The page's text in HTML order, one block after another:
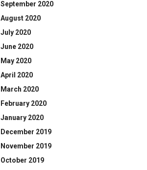
September 2020
August 2020
July 2020
June 2020
May 2020
April 2020
March 2020
February 2020
January 2020
December 2019
November 2019
October 2019